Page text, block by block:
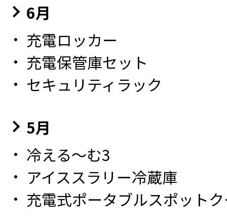
6月
充電ロッカー
充電保管庫セット
セキュリティラック
5月
冷える～む3
アイススラリー冷蔵庫
充電式ポータブルスポット